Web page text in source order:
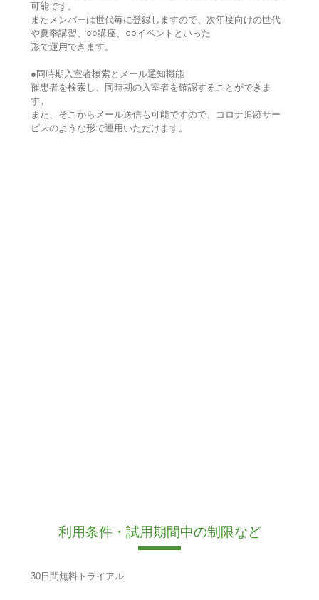
可能です。
またメンバーは世代毎に登録しますので、次年度向けの世代
や夏季講習、○○講座、○○イベントといった
形で運用できます。
●同時期入室者検索とメール通知機能
罹患者を検索し、同時期の入室者を確認することができま
す。
また、そこからメール送信も可能ですので、コロナ追跡サー
ビスのような形で運用いただけます。
利用条件・試用期間中の制限など
30日間無料トライアル